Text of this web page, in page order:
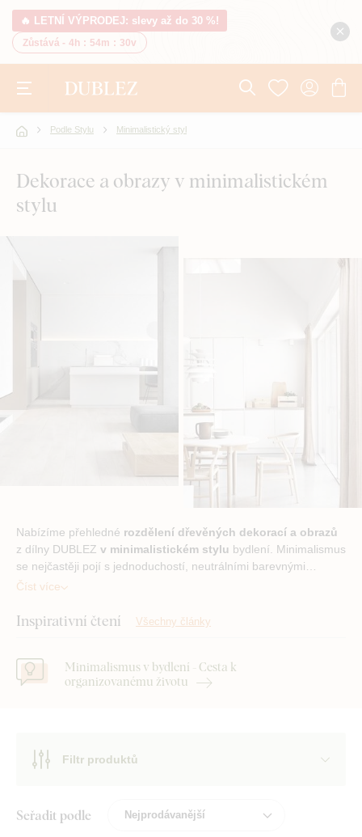
🔥 LETNÍ VÝPRODEJ: slevy až do 30 %!
Zůstává - 4h : 54m : 29v
Podle Stylu Minimalistický styl
Dekorace a obrazy v minimalistickém
stylu
Nabízíme přehledné rozdělení dřevěných dekorací a obrazů
z dílny DUBLEZ v minimalistickém stylu bydlení. Minimalismus
se nejčastěji pojí s jednoduchostí, neutrálními barevnými…
Číst více
Inspirativní čtení Všechny články
Minimalismus v bydlení - Cesta k
organizovanému životu
Filtr produktů
Seřadit podle